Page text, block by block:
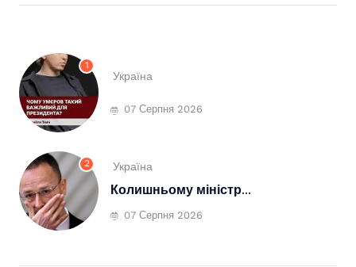
1
Україна
07 Серпня 2026
2 Україна
Колишньому міністр...
07 Серпня 2026